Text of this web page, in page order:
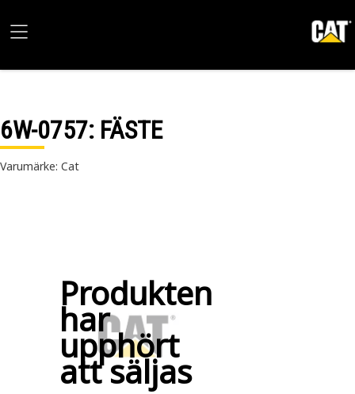
6W-0757: FÄSTE
Varumärke: Cat
Produkten
har
upphört
att säljas